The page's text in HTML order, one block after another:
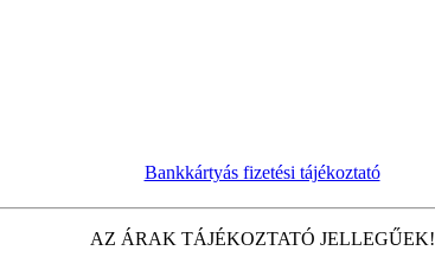
Bankkártyás fizetési tájékoztató
AZ ÁRAK TÁJÉKOZTATÓ JELLEGŰEK!